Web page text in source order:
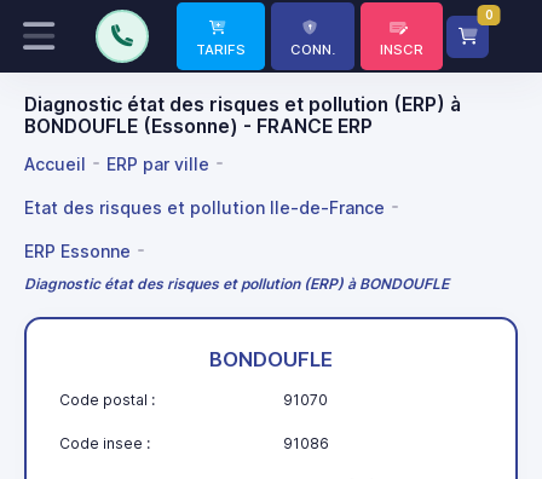
TARIFS CONN. INSCR
0
Diagnostic état des risques et pollution (ERP) à
BONDOUFLE (Essonne) - FRANCE ERP
Accueil ERP par ville
Etat des risques et pollution Ile-de-France
ERP Essonne
Diagnostic état des risques et pollution (ERP) à BONDOUFLE
BONDOUFLE
Code postal : 91070
Code insee : 91086